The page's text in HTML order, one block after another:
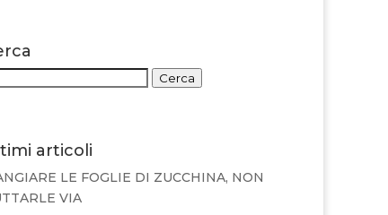
Cerca
articoli
LE FOGLIE DI ZUCCHINA, NON
VIA